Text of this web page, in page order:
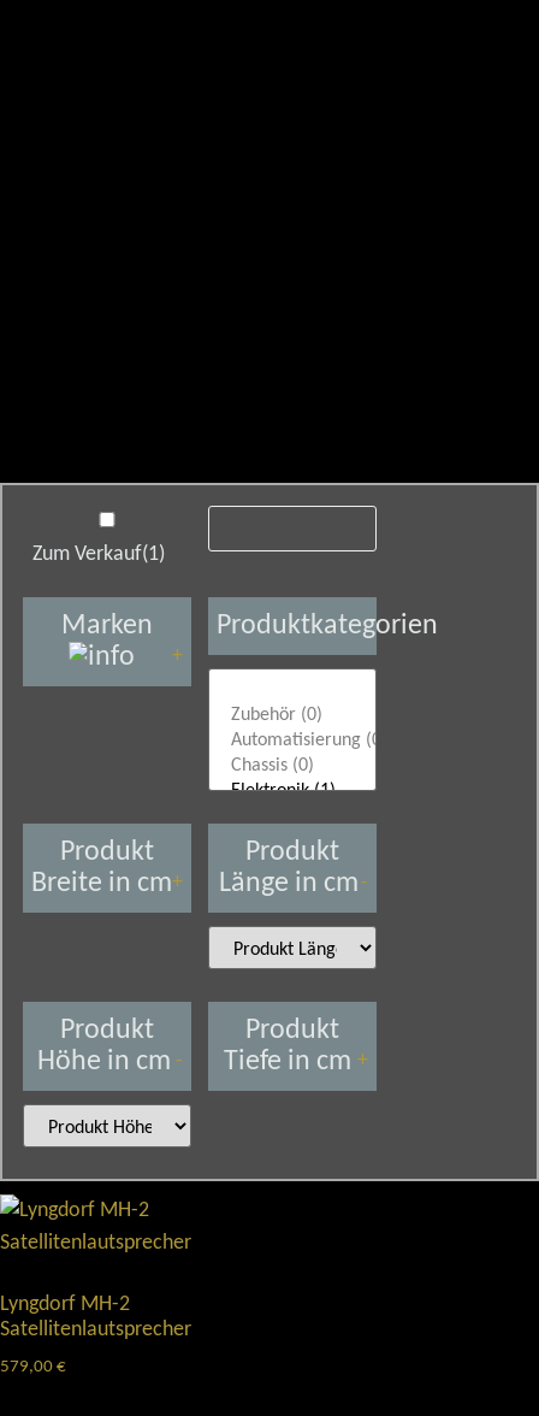
Zum Verkauf(1)
Marken
+
Produktkategorien
Produkt
Breite in cm+
Produkt
Länge in cm-
Produkt
Höhe in cm -
Produkt
Tiefe in cm +
Lyngdorf MH-2
Satellitenlautsprecher
579,00€